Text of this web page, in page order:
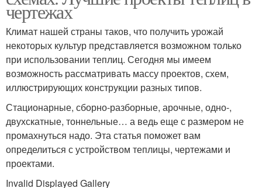
металлической трубы
Фундамент для теплицы Профильная труба
Трубы под пленку Односкатные теплицы
чертежах
Климат нашей страны таков, что получить урожай
некоторых культур представляется возможном только
при использовании теплиц. Сегодня мы имеем
возможность рассматривать массу проектов, схем,
иллюстрирующих конструкции разных типов.
Стационарные, сборно-разборные, арочные, одно-,
двухскатные, тоннельные… а ведь еще с размером не
промахнуться надо. Эта статья поможет вам
определиться с устройством теплицы, чертежами и
проектами.
Invalid Displayed Gallery